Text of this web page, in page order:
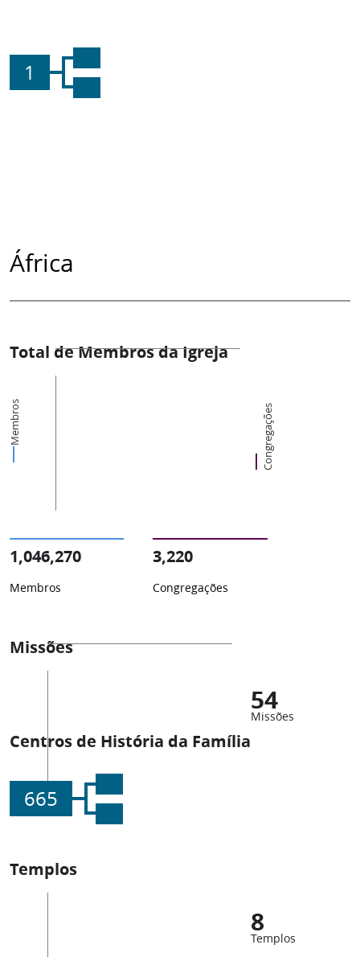
1
África
Total de Membros da Igreja
Membros Congregações
1,046,270
Membros
3,220
Congregações
Missões
54
Missões
Centros de História da Família
665
Templos
8
Templos